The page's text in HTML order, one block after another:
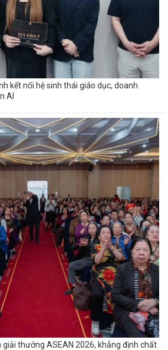
kết nối hệ sinh thái giáo dục, doanh
AI
giải thưởng ASEAN 2026, khẳng định chất